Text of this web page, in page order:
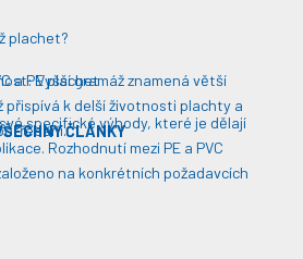
plachet?
Vyšší gramáž znamená větší
k delší životnosti plachty a
a PE plachet
specifické výhody, které je dělají
Rozhodnutí mezi PE a PVC
na konkrétních požadavcích
ČLÁNKY